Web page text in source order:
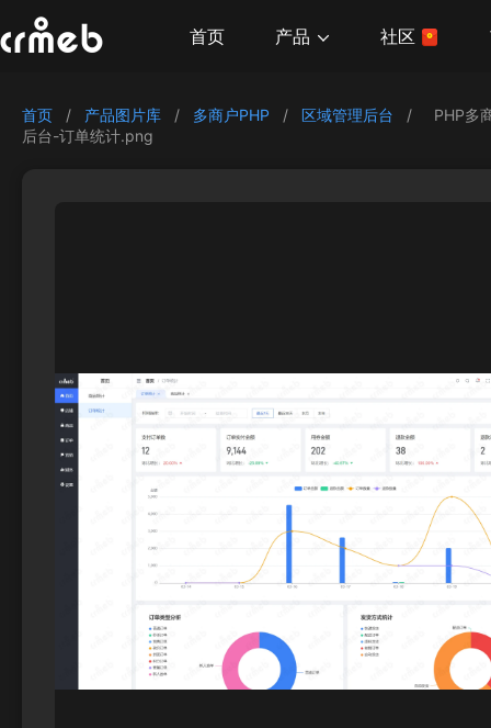
首页 产品 社区
首页 / 产品图片库 / 多商户PHP / 区域管理后台 /
PHP多
后台-订单统计.png